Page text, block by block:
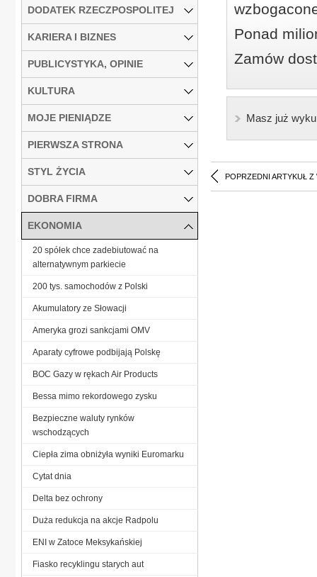
Ponad
Zamów
Masz już
POPRZEDNI ARTYKUŁ Z
DODATEK RZECZPOSPOLITEJ
KARIERA I BIZNES
PUBLICYSTYKA, OPINIE
KULTURA
MOJE PIENIĄDZE
PIERWSZA STRONA
STYL ŻYCIA
DOBRA FIRMA
EKONOMIA
20 spółek chce zadebiutować na
alternatywnym parkiecie
200 tys. samochodów z Polski
Akumulatory ze Słowacji
Ameryka grozi sankcjami OMV
Aparaty cyfrowe podbijają Polskę
BOC Gazy w rękach Air Products
Bessa mimo rekordowego zysku
Bezpieczne waluty rynków
wschodzących
Ciepła zima obniżyła wyniki Euromarku
Cytat dnia
Delta bez ochrony
Duża redukcja na akcje Radpolu
ENI w Zatoce Meksykańskiej
Fiasko recyklingu starych aut